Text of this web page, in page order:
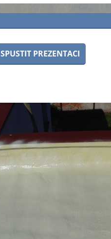
SPUSTIT PREZENTACI